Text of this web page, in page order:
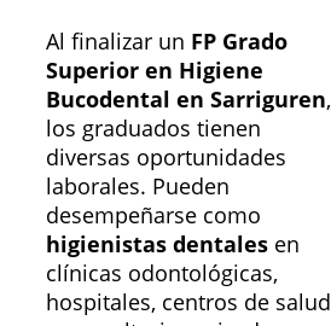
Al finalizar un FP Grado
Superior en Higiene
Bucodental en Sarriguren,
los graduados tienen
diversas oportunidades
laborales. Pueden
desempeñarse como
higienistas dentales en
clínicas odontológicas,
hospitales, centros de salud